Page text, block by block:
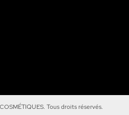
Tous droits réservés.